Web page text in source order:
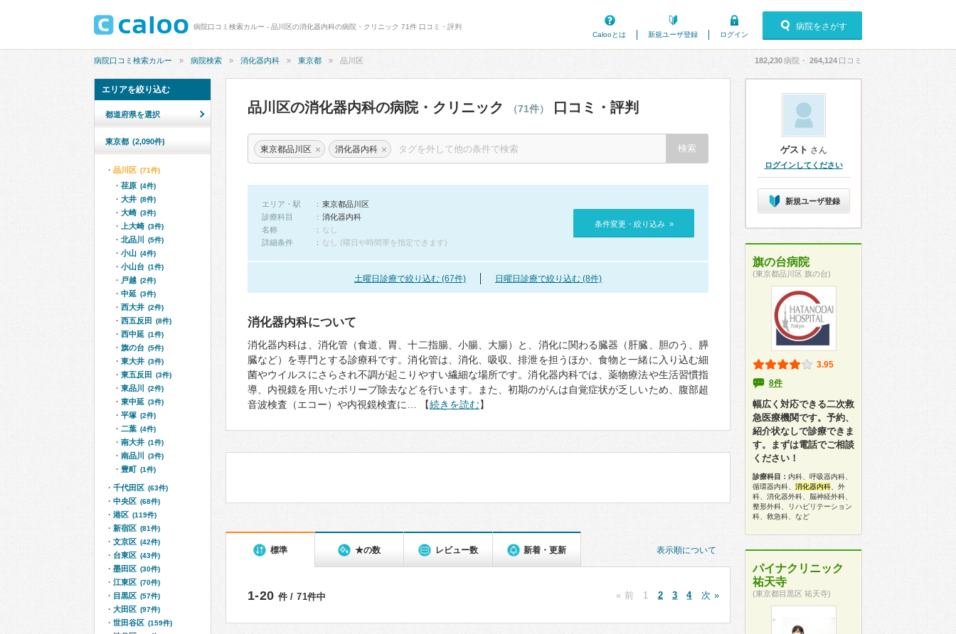
病院口コミ検索カルー - 品川区の消化器内科の病院・クリニック 71件 口コミ・評判
Calooとは
新規ユーザ登録 ログイン
病院をさがす
病院口コミ検索カルー 病院検索 消化器内科 東京都 品川区 182,230病院・ 264,124 口コミ
品川区の消化器内科の病院・クリニック （71件） 口コミ・評判
東京都品川区 × 消化器内科 ×
エリア・駅
東京都品川区
診療科目
消化器内科
名称
なし
詳細条件
なし (曜日や時間帯を指定できます)
条件変更・絞り込み »
土曜日診療で絞り込む (67件) 日曜日診療で絞り込む (8件)
消化器内科について
消化器内科は、消化管（食道、胃、十二指腸、小腸、大腸）と、消化に関わる臓器（肝臓、胆のう、膵
臓など）を専門とする診療科です。消化管は、消化、吸収、排泄を担うほか、食物と一緒に入り込む細
菌やウイルスにさらされ不調が起こりやすい繊細な場所です。消化器内科では、薬物療法や生活習慣指
導、内視鏡を用いたポリープ除去などを行います。また、初期のがんは自覚症状が乏しいため、腹部超
音波検査（エコー）や内視鏡検査に… 【続きを読む】
表示順について
標準 ★の数 レビュー数 新着・更新
1-20 件 / 71件中 « 前 1 2 3 4 次 »
エリアを絞り込む
都道府県を選択
東京都 (2,090件)
品川区 (71件)
荏原 (4件)
大井 (8件)
大崎 (3件)
上大崎 (3件)
北品川 (5件)
小山 (4件)
小山台 (1件)
戸越 (2件)
中延 (3件)
西大井 (2件)
西五反田 (8件)
西中延 (1件)
旗の台 (5件)
東大井 (3件)
東五反田 (3件)
東品川 (2件)
東中延 (3件)
平塚 (2件)
二葉 (4件)
南大井 (1件)
南品川 (3件)
豊町 (1件)
千代田区 (63件)
中央区 (68件)
港区 (119件)
新宿区 (81件)
文京区 (42件)
台東区 (43件)
墨田区 (30件)
江東区 (70件)
目黒区 (57件)
大田区 (97件)
世田谷区 (159件)
ゲスト さん
ログインしてください
新規ユーザ登録
旗の台病院
(東京都品川区 旗の台)
3.95
8件
幅広く対応できる二次救
急医療機関です。予約、
紹介状なしで診療できま
す。まずは電話でご相談
ください！
診療科目： 内科、呼吸器内科、
循環器内科、 消化器内科 、外
科、消化器外科、脳神経外科、
整形外科、リハビリテーション
科、救急科、など
パイナクリニック
祐天寺
(東京都目黒区 祐天寺)